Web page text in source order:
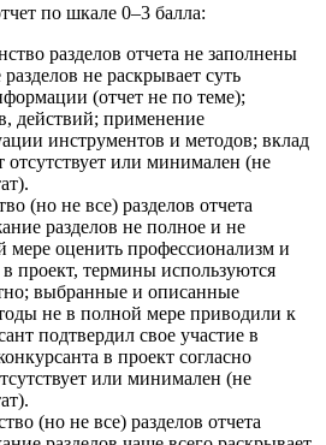
по шкале 0–3 балла:
разделов отчета не заполнены
не раскрывает суть
(отчет не по теме);
действий; применение
инструментов и методов; вклад
отсутствует или минимален (не
(но не все) разделов отчета
разделов не полное и не
мере оценить профессионализм и
в проект, термины используются
выбранные и описанные
не в полной мере приводили к
подтвердил свое участие в
в проект согласно
или минимален (не
(но не все) разделов отчета